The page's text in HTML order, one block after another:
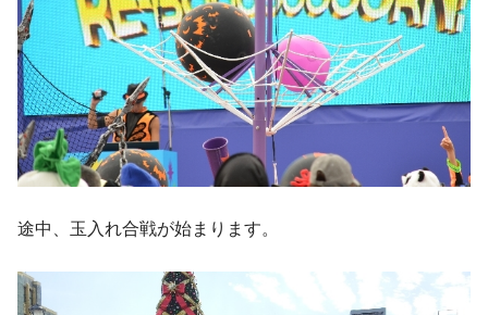
途中、玉入れ合戦が始まります。